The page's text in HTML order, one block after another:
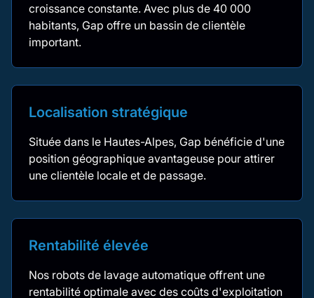
croissance constante. Avec plus de 40 000
habitants, Gap offre un bassin de clientèle
important.
Localisation stratégique
Située dans le Hautes-Alpes, Gap bénéficie d'une
position géographique avantageuse pour attirer
une clientèle locale et de passage.
Rentabilité élevée
Nos robots de lavage automatique offrent une
rentabilité optimale avec des coûts d'exploitation